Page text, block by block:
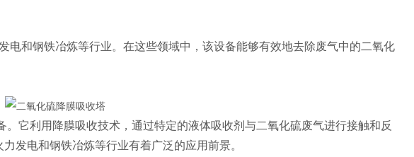
电和钢铁冶炼等行业。在这些领域中，该设备能够有效地去除废气中的二氧化
。它利用降膜吸收技术，通过特定的液体吸收剂与二氧化硫废气进行接触和反
发电和钢铁冶炼等行业有着广泛的应用前景。